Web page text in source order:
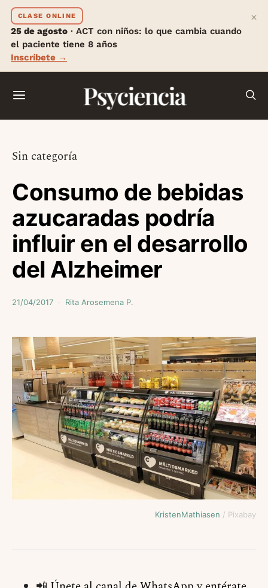
CLASE ONLINE
25 de agosto · ACT con niños: lo que cambia cuando
el paciente tiene 8 años
Inscríbete →
×
Psyciencia
Sin categoría
Consumo de bebidas
azucaradas podría
influir en el desarrollo
del Alzheimer
21/04/2017 Rita Arosemena P.
KristenMathiasen / Pixabay